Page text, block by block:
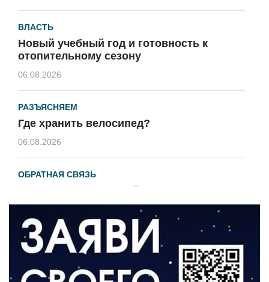
ВЛАСТЬ
Новый учебный год и готовность к
отопительному сезону
06.08.2026
РАЗЪЯСНЯЕМ
Где хранить велосипед?
06.08.2026
ОБРАТНАЯ СВЯЗЬ
Администрация онлайн
ВЛАСТЬ
День памяти и «Симфония народов»
06.08.2026